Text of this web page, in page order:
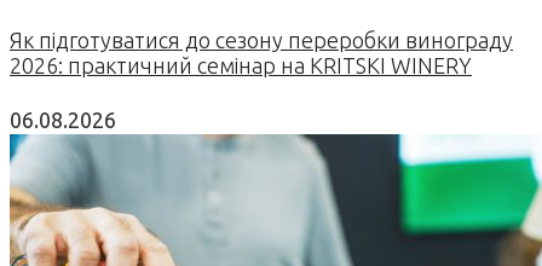
Як підготуватися до сезону переробки винограду
2026: практичний семінар на KRITSKI WINERY
06.08.2026